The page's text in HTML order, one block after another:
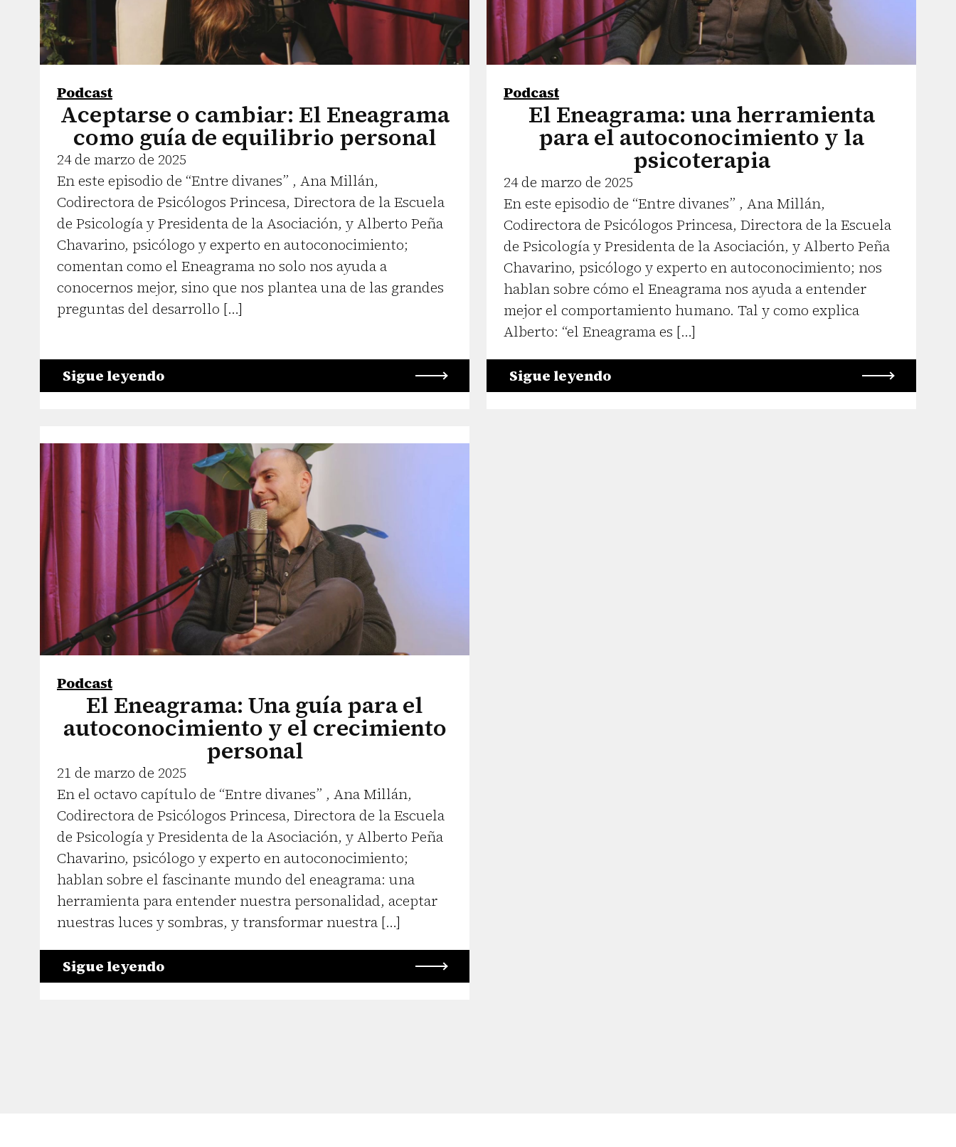
Podcast
Aceptarse o cambiar: El Eneagrama
como guía de equilibrio personal
24 de marzo de 2025
En este episodio de “Entre divanes” , Ana Millán,
Codirectora de Psicólogos Princesa, Directora de la Escuela
de Psicología y Presidenta de la Asociación, y Alberto Peña
Chavarino, psicólogo y experto en autoconocimiento;
comentan como el Eneagrama no solo nos ayuda a
conocernos mejor, sino que nos plantea una de las grandes
preguntas del desarrollo […]
Sigue leyendo
Podcast
El Eneagrama: una herramienta
para el autoconocimiento y la
psicoterapia
24 de marzo de 2025
En este episodio de “Entre divanes” , Ana Millán,
Codirectora de Psicólogos Princesa, Directora de la Escuela
de Psicología y Presidenta de la Asociación, y Alberto Peña
Chavarino, psicólogo y experto en autoconocimiento; nos
hablan sobre cómo el Eneagrama nos ayuda a entender
mejor el comportamiento humano. Tal y como explica
Alberto: “el Eneagrama es […]
Sigue leyendo
Podcast
El Eneagrama: Una guía para el
autoconocimiento y el crecimiento
personal
21 de marzo de 2025
En el octavo capítulo de “Entre divanes” , Ana Millán,
Codirectora de Psicólogos Princesa, Directora de la Escuela
de Psicología y Presidenta de la Asociación, y Alberto Peña
Chavarino, psicólogo y experto en autoconocimiento;
hablan sobre el fascinante mundo del eneagrama: una
herramienta para entender nuestra personalidad, aceptar
nuestras luces y sombras, y transformar nuestra […]
Sigue leyendo